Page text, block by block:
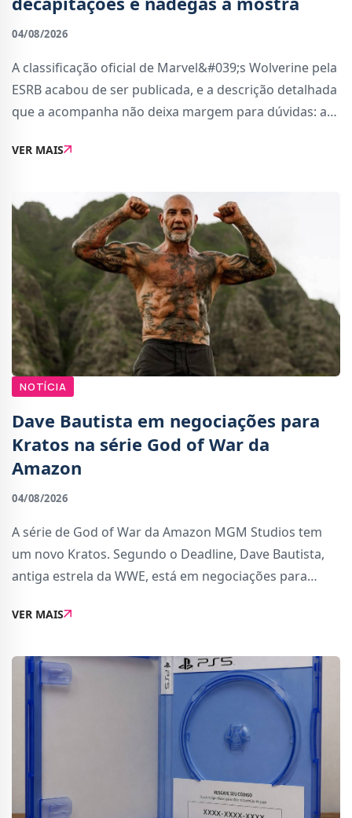
04/08/2026
A classificação oficial de Marvel&#039;s Wolverine pela
ESRB acabou de ser publicada, e a descrição detalhada
que a acompanha não deixa margem para dúvidas: a
apesar do Wolverine ser extremamen
VER MAIS
NOTÍCIA
Dave Bautista em negociações para
Kratos na série God of War da
Amazon
04/08/2026
A série de God of War da Amazon MGM Studios tem
um novo Kratos. Segundo o Deadline, Dave Bautista,
antiga estrela da WWE, está em negociações para
Hurst, que tinha sido originalmente escolhido
VER MAIS